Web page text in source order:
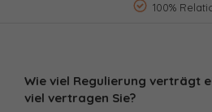
100%
Wie viel Regulierung verträgt
viel vertragen Sie?